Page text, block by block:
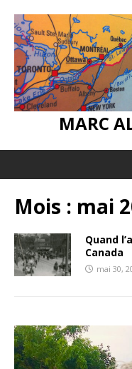
MARC
Mois : mai
Quand
Canada
mai 30,